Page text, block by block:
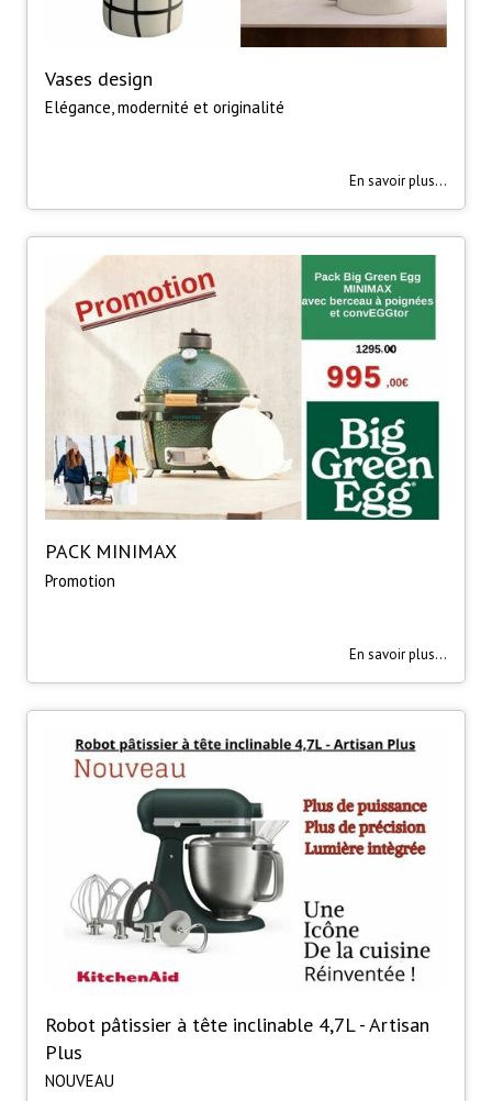
Vases design
Elégance, modernité et originalité
En savoir plus...
PACK MINIMAX
Promotion
En savoir plus...
Robot pâtissier à tête inclinable 4,7L - Artisan
Plus
NOUVEAU